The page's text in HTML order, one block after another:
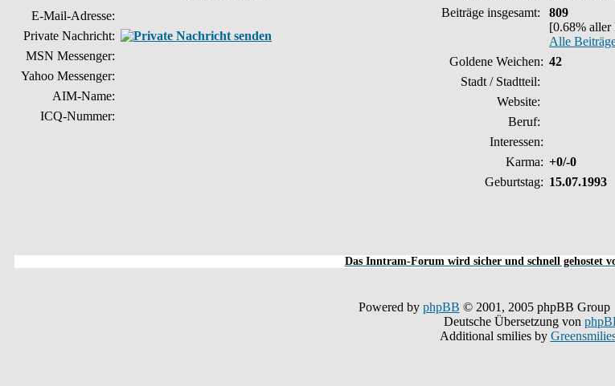
Beiträge insgesamt:
809
[0.68% aller
Alle
Goldene Weichen: 42
Stadt / Stadtteil:
Website:
Beruf:
Interessen:
Karma: +0/-0
Geburtstag: 15.07.1993
E-Mail-Adresse:
Private Nachricht:
MSN Messenger:
Yahoo Messenger:
AIM-Name:
ICQ-Nummer:
Das Inntram-Forum wird sicher und schnell gehostet
Powered by phpBB © 2001, 2005 phpBB Group
Deutsche Übersetzung von
Additional smilies by